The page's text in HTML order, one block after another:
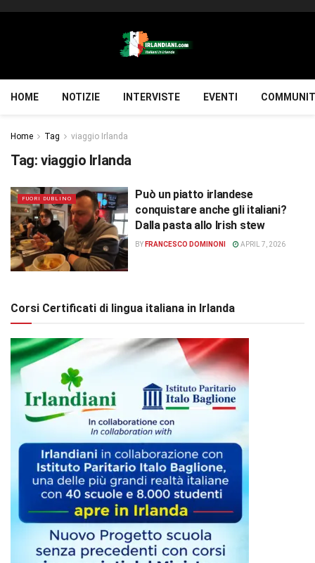
HOME NOTIZIE INTERVISTE EVENTI
Home Tag viaggio Irlanda
Tag: viaggio Irlanda
FUORI DUBLINO
Può un piatto irlandese
conquistare anche gli italiani?
Dalla pasta allo Irish stew
BY FRANCESCO DOMINONI APRIL 7, 2026
Corsi Certificati di lingua italiana in Irlanda